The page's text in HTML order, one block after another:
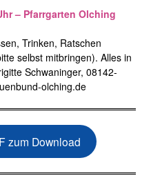
– Pfarrgarten Olching
Trinken, Ratschen
selbst mitbringen). Alles in
Schwaninger, 08142-
olching.de
zum Download